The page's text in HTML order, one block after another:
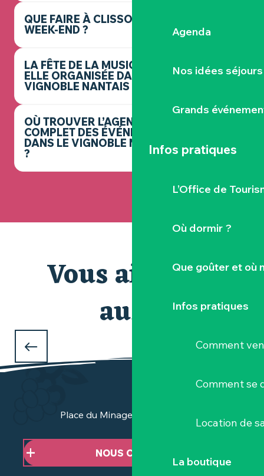
Agenda
Nos idées séjours
Grands
Infos pratiques
L’Office de
Où dormir ?
Que goûter et où
Infos pratiques
Comment
Comment se
Location de
La boutique
QUE FAIRE À CLISSON CE
WEEK-END ?
LA FÊTE DE LA MUSIQUE EST-
ELLE ORGANISÉE DANS LE
VIGNOBLE NANTAIS ?
OÙ TROUVER L’AGENDA
COMPLET DES ÉVÉNEMENTS
DANS LE VIGNOBLE NANTAIS
?
Vous aimerez
aussi
4 EXPOSITIONS À VOIR CET ÉTÉ
Place du Minage - 44190 Clisson
NOUS CONTACTER